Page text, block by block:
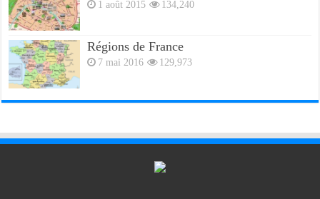
1 août 2015 134,240
Régions de France
7 mai 2016 129,973